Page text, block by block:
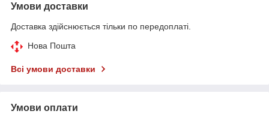
Умови доставки
Доставка здійснюється тільки по передоплаті.
Нова Пошта
Всі умови доставки
Умови оплати